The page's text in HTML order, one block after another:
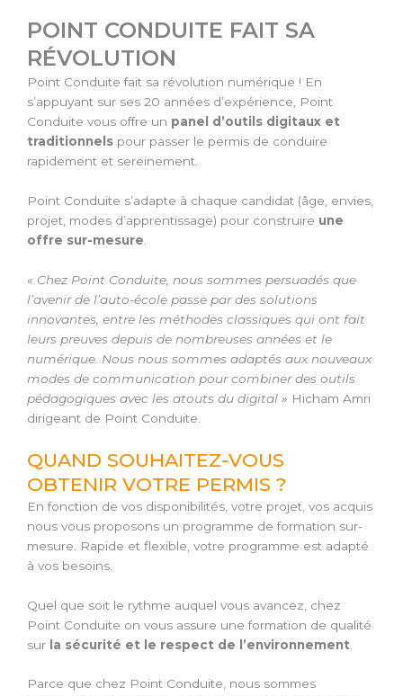
POINT CONDUITE FAIT SA
RÉVOLUTION
Point Conduite fait sa révolution numérique ! En
s’appuyant sur ses 20 années d’expérience, Point
Conduite vous offre un panel d’outils digitaux et
traditionnels pour passer le permis de conduire
rapidement et sereinement.
Point Conduite s’adapte à chaque candidat (âge, envies,
projet, modes d’apprentissage) pour construire une
offre sur-mesure
« Chez Point Conduite, nous sommes persuadés que
l’avenir de l’auto-école passe par des solutions
innovantes, entre les méthodes classiques qui ont fait
leurs preuves depuis de nombreuses années et le
numérique. Nous nous sommes adaptés aux nouveaux
modes de communication pour combiner des outils
pédagogiques avec les atouts du digital » Hicham Amri
dirigeant de Point Conduite.
QUAND SOUHAITEZ-VOUS
OBTENIR VOTRE PERMIS ?
En fonction de vos disponibilités, votre projet, vos acquis
nous vous proposons un programme de formation sur-
mesure. Rapide et flexible, votre programme est adapté
à vos besoins.
Quel que soit le rythme auquel vous avancez, chez
Point Conduite on vous assure une formation de qualité
sur la sécurité et le respect de l’environnement
Parce que chez Point Conduite, nous sommes